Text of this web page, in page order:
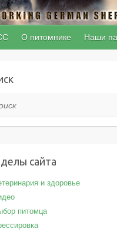
О питомнике Наши
сайта
и здоровье
питомца